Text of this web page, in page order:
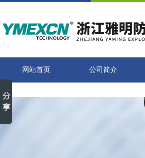
网站首页 公司简介